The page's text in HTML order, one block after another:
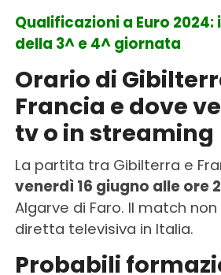
Qualificazioni a Euro
della 3^ e 4^ giornata
Orario di
Francia e dove
tv o in streaming
La partita tra Gibilterra e
venerdì 16 giugno alle ore
Algarve di Faro. Il match
diretta televisiva in Italia.
Probabili